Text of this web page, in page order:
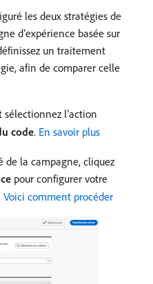
les deux stratégies de
d’expérience basée sur
un traitement
afin de comparer celle
l’action
code. En savoir plus
de la campagne, cliquez
pour configurer votre
Voici comment procéder